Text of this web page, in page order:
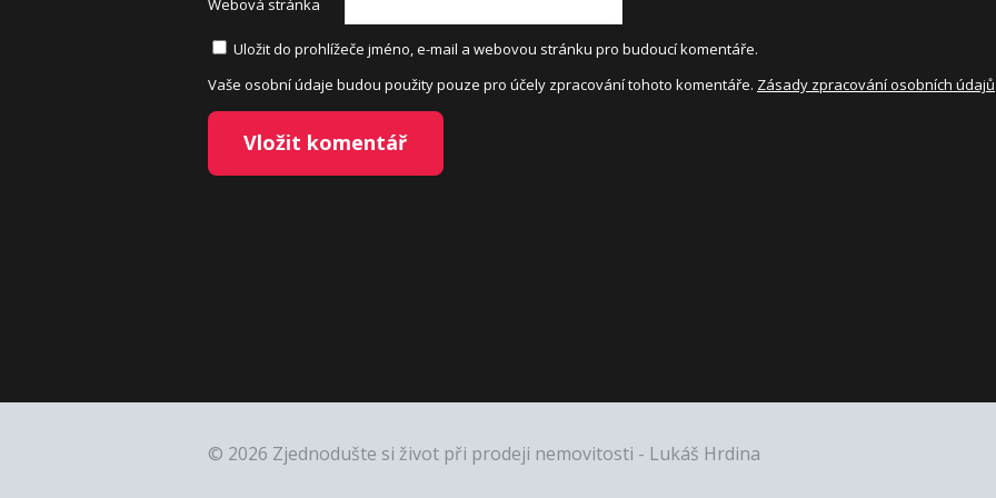
Webová stránka
Uložit do prohlížeče jméno, e-mail a webovou stránku pro budoucí komentáře.
Vaše osobní údaje budou použity pouze pro účely zpracování tohoto komentáře. Zásady zpracování osobních údajů
© 2026 Zjednodušte si život při prodeji nemovitosti - Lukáš Hrdina